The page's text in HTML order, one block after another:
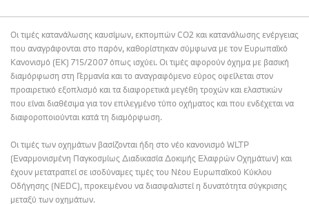
Οι τιμές κατανάλωσης καυσίμων, εκπομπών CO2 και κατανάλωσης ενέργειας
που αναγράφονται στο παρόν, καθορίστηκαν σύμφωνα με τον Ευρωπαϊκό
Κανονισμό (ΕΚ) 715/2007 όπως ισχύει. Οι τιμές αφορούν όχημα με βασική
διαμόρφωση στη Γερμανία και το αναγραφόμενο εύρος οφείλεται στον
προαιρετικό εξοπλισμό και τα διαφορετικά μεγέθη τροχών και ελαστικών
που είναι διαθέσιμα για τον επιλεγμένο τύπο οχήματος και που ενδέχεται να
διαφοροποιούνται κατά τη διαμόρφωση.
Οι τιμές των οχημάτων βασίζονται ήδη στο νέο κανονισμό WLTP
(Εναρμονισμένη Παγκοσμίως Διαδικασία Δοκιμής Ελαφρών Οχημάτων) και
έχουν μετατραπεί σε ισοδύναμες τιμές του Νέου Ευρωπαϊκού Κύκλου
Οδήγησης (NEDC), προκειμένου να διασφαλιστεί η δυνατότητα σύγκρισης
μεταξύ των οχημάτων.